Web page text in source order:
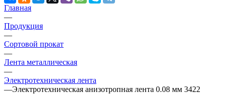
Главная
—
Продукция
—
Сортовой прокат
—
Лента металлическая
—
Электротехническая лента
—Электротехническая анизотропная лента 0.08 мм 3422